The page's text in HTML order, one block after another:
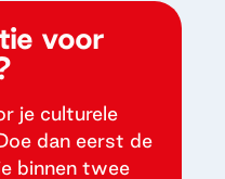
voor
je culturele
dan eerst de
binnen twee